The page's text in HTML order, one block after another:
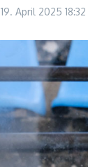
19. April 2025 18:32